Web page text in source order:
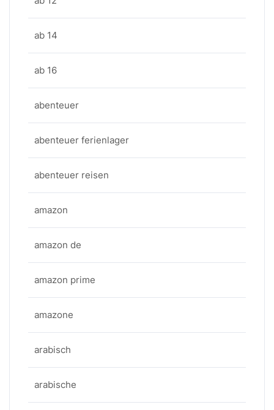
ab 14
ab 16
abenteuer
abenteuer ferienlager
abenteuer reisen
amazon
amazon de
amazon prime
amazone
arabisch
arabische